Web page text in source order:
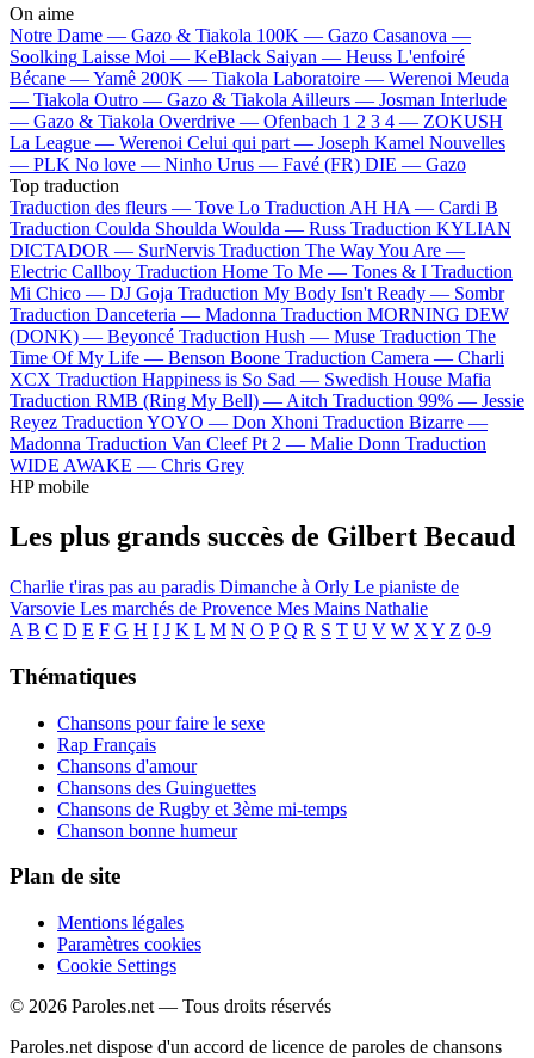
On aime
Notre Dame — Gazo & Tiakola 100K — Gazo Casanova —
Soolking Laisse Moi — KeBlack Saiyan — Heuss L'enfoiré
Bécane —Yamê 200K — Tiakola Laboratoire — Werenoi Meuda
— Tiakola Outro — Gazo & Tiakola Ailleurs — Josman Interlude
— Gazo & Tiakola Overdrive — Ofenbach 1 2 3 4 — ZOKUSH
La League — Werenoi Celui qui part — Joseph Kamel Nouvelles
— PLK No love — Ninho Urus — Favé (FR) DIE — Gazo
Top traduction
Traduction des fleurs — Tove Lo Traduction AH HA — Cardi B
Traduction Coulda Shoulda Woulda — Russ Traduction KYLIAN
DICTADOR — SurNervis Traduction The Way You Are —
Electric Callboy Traduction Home To Me — Tones & I Traduction
Mi Chico — DJ Goja Traduction My Body Isn't Ready — Sombr
Traduction Danceteria — Madonna Traduction MORNING DEW
(DONK) — Beyoncé Traduction Hush — Muse Traduction The
Time Of My Life — Benson Boone Traduction Camera — Charli
XCX Traduction Happiness is So Sad — Swedish House Mafia
Traduction RMB (Ring My Bell) — Aitch Traduction 99% — Jessie
Reyez Traduction YOYO — Don Xhoni Traduction Bizarre —
Madonna Traduction Van Cleef Pt 2 — Malie Donn Traduction
WIDE AWAKE — Chris Grey
HP mobile
Les plus grands succès de Gilbert Becaud
Charlie t'iras pas au paradis Dimanche à Orly Le pianiste de
Varsovie Les marchés de Provence Mes Mains Nathalie
A B C D E F G H I J K L M N O P Q R S T U V W X Y Z 0-9
Thématiques
Chansons pour faire le sexe
Rap Français
Chansons d'amour
Chansons des Guinguettes
Chansons de Rugby et 3ème mi-temps
Chanson bonne humeur
Plan de site
Mentions légales
Paramètres cookies
Cookie Settings
© 2026 Paroles.net — Tous droits réservés
Paroles.net dispose d'un accord de licence de paroles de chansons